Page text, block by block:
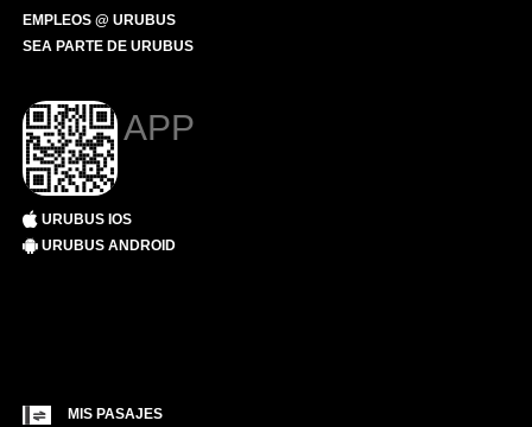
EMPLEOS @ URUBUS
SEA PARTE DE URUBUS
APP
URUBUS IOS
URUBUS ANDROID
MIS PASAJES